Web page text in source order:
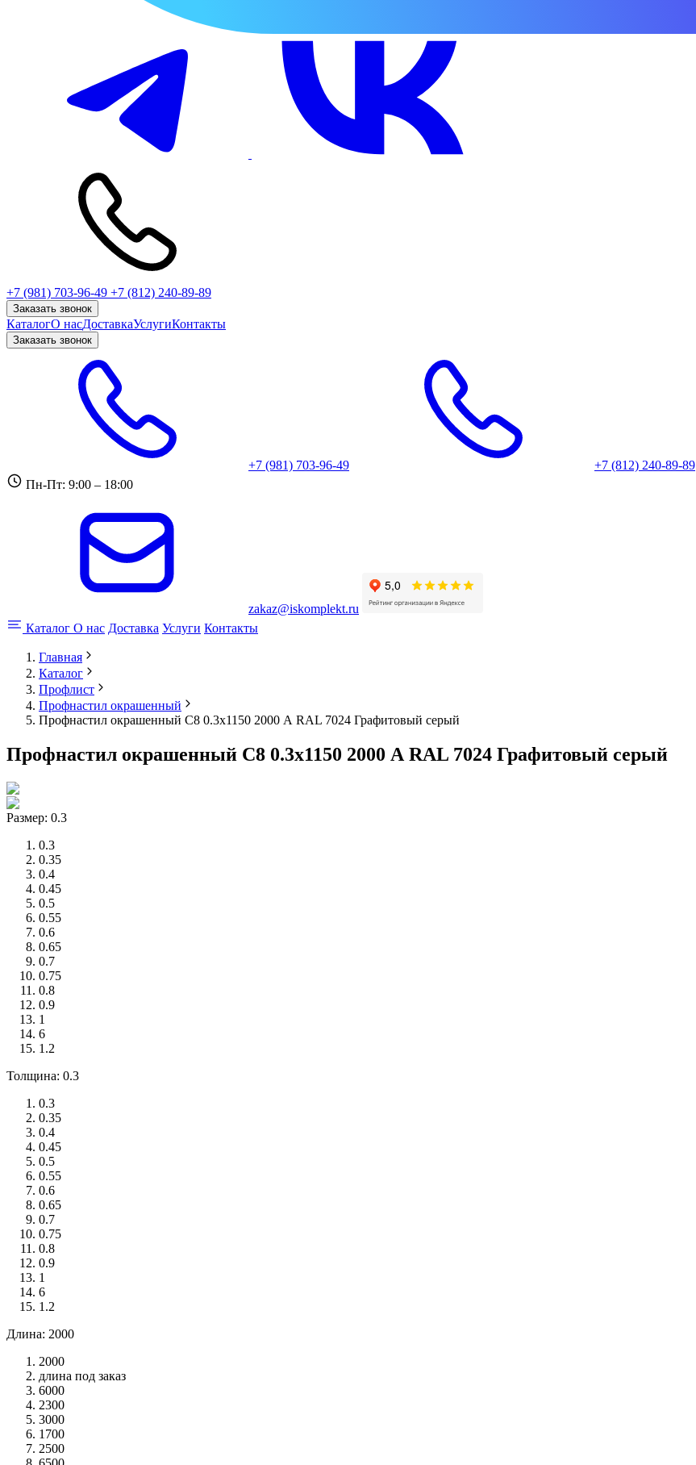
+7 (981) 703-96-49 +7 (812) 240-89-89
Заказать звонок
КаталогО насДоставкаУслугиКонтакты
Заказать звонок
+7 (981) 703-96-49
+7 (812) 240-89-89
Пн-Пт: 9:00 – 18:00
zakaz@iskomplekt.ru
Каталог О нас Доставка Услуги Контакты
Главная
Каталог
Профлист
Профнастил окрашенный
Профнастил окрашенный С8 0.3x1150 2000 А RAL 7024 Графитовый серый
Профнастил окрашенный С8 0.3x1150 2000 А RAL 7024 Графитовый серый
Размер: 0.3
0.3
0.35
0.4
0.45
0.5
0.55
0.6
0.65
0.7
0.75
0.8
0.9
1
6
1.2
Толщина: 0.3
0.3
0.35
0.4
0.45
0.5
0.55
0.6
0.65
0.7
0.75
0.8
0.9
1
6
1.2
Длина: 2000
2000
длина под заказ
6000
2300
3000
1700
2500